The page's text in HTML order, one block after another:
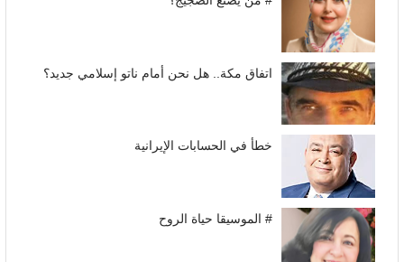
اتفاق مكة.. هل نحن أمام ناتو إسلامي جديد؟
خطأ في الحسابات الإيرانية
# الموسيقا حياة الروح